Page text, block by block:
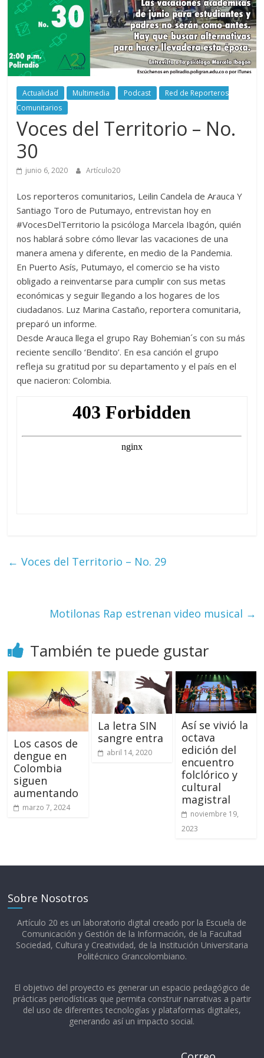
periodismo
digital
del
Politécnico
Grancolombiano
Actualidad Multimedia Podcast
Red de Reporteros
Comunitarios
Voces del Territorio – No.
30
junio 6, 2020 Artículo20
Los reporteros comunitarios, Leilin Candela de Arauca Y
Santiago Toro de Putumayo, entrevistan hoy en
#VocesDelTerritorio la psicóloga Marcela Ibagón, quién
nos hablará sobre cómo llevar las vacaciones de una
manera amena y diferente, en medio de la Pandemia.
En Puerto Asís, Putumayo, el comercio se ha visto
obligado a reinventarse para cumplir con sus metas
económicas y seguir llegando a los hogares de los
ciudadanos. Luz Marina Castaño, reportera comunitaria,
preparó un informe.
Desde Arauca llega el grupo Ray Bohemian´s con su más
reciente sencillo ‘Bendito’. En esa canción el grupo
refleja su gratitud por su departamento y el país en el
que nacieron: Colombia.
← Voces del Territorio – No. 29
Motilonas Rap estrenan video musical →
También te puede gustar
Los casos de
dengue en
Colombia
siguen
aumentando
marzo 7, 2024
La letra SIN
sangre entra
abril 14, 2020
Así se vivió la
octava
edición del
encuentro
folclórico y
cultural
magistral
noviembre 19,
2023
Sobre Nosotros
Artículo 20 es un laboratorio digital creado por la Escuela de
Comunicación y Gestión de la Información, de la Facultad
Sociedad, Cultura y Creatividad, de la Institución Universitaria
Politécnico Grancolombiano.​
El objetivo del proyecto es generar un espacio pedagógico de
prácticas periodísticas que permita construir narrativas a partir
del uso de diferentes tecnologías y plataformas digitales,
generando así un impacto social.